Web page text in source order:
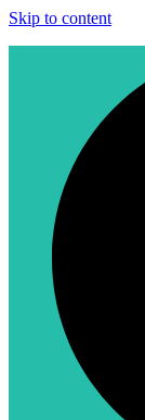
Skip to content